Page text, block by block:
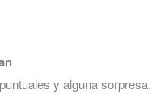
y alguna sorpresa.